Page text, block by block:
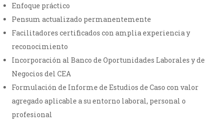
Enfoque práctico
Pensum actualizado permanentemente
Facilitadores certificados con amplia experiencia y
reconocimiento
Incorporación al Banco de Oportunidades Laborales y de
Negocios del CEA
Formulación de Informe de Estudios de Caso con valor
agregado aplicable a su entorno laboral, personal o
profesional